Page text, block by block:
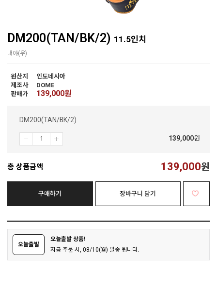
DM200(TAN/BK/2) 11.5인치
내야(우)
원산지
인도네시아
제조사
DOME
판매가
139,000원
DM200(TAN/BK/2)
139,000원
총 상품금액 139,000원
구매하기 장바구니 담기
오늘출발
오늘출발 상품!
지금 주문 시, 08/10(월) 발송 됩니다.